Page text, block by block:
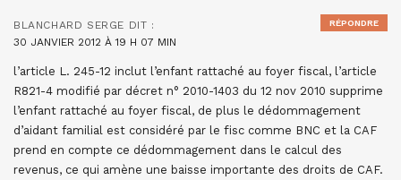
BLANCHARD SERGE DIT :
30 JANVIER 2012 À 19 H 07 MIN
l’article L. 245-12 inclut l’enfant rattaché au foyer fiscal, l’article
R821-4 modifié par décret n° 2010-1403 du 12 nov 2010 supprime
l’enfant rattaché au foyer fiscal, de plus le dédommagement
d’aidant familial est considéré par le fisc comme BNC et la CAF
prend en compte ce dédommagement dans le calcul des
revenus, ce qui amène une baisse importante des droits de CAF.
RÉPONDRE